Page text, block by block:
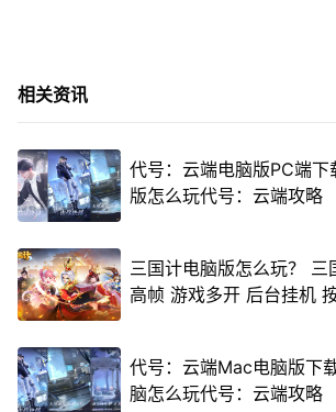
相关资讯
代号：云端电脑版PC端下
版怎么玩代号：云端攻略
三国计电脑版怎么玩？
高帧 游戏多开 后台挂机
代号：云端Mac电脑版下
脑怎么玩代号：云端攻略